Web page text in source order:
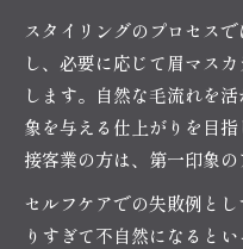
スタイリングのプロセス
し、必要に応じて眉マス
します。自然な毛流れを
象を与える仕上がりを目
接客業の方は、第一印象の
セルフケアでの失敗例と
りすぎて不自然になると